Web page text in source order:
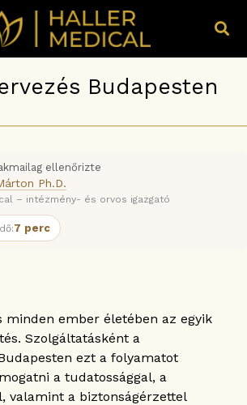
Budapesten
ellenőrizte
Ph.D.
– intézmény- és orvos igazgató
7 perc
minden ember életében az egyik
Szolgáltatásként a
ezt a folyamatot
a tudatossággal, a
valamint a biztonságérzettel